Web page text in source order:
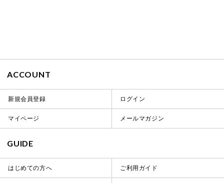
ACCOUNT
新規会員登録 ログイン
マイページ メールマガジン
GUIDE
はじめての方へ ご利用ガイド